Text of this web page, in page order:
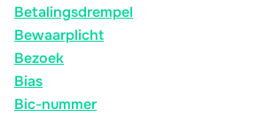
Betalingsdrempel
Bewaarplicht
Bezoek
Bias
Bic-nummer